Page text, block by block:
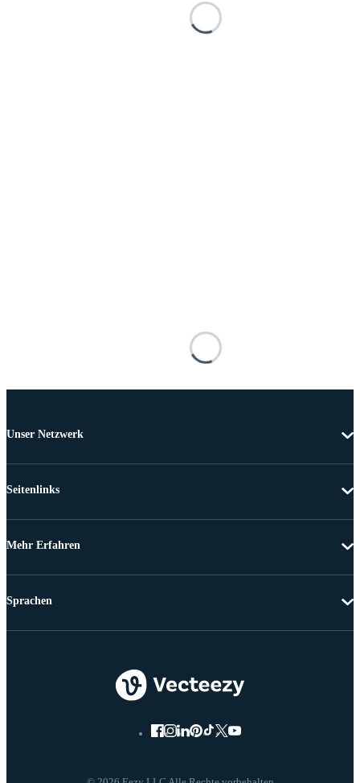
Unser Netzwerk
Seitenlinks
Mehr Erfahren
Sprachen